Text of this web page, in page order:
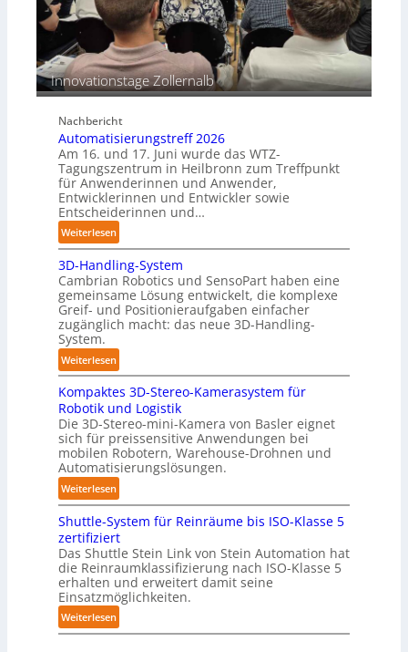
e
p
e
r
o
b
o
t
s
s
t
ä
i
g
e
P
o
l
y
m
e
r
l
a
g
e
r
f
ü
r
T
a
u
h
r
o
b
o
t
e
Innovationstage Zollernalb
Nachbericht
Automatisierungstreff 2026
Am 16. und 17. Juni wurde das WTZ-
Tagungszentrum in Heilbronn zum Treffpunkt
für Anwenderinnen und Anwender,
Entwicklerinnen und Entwickler sowie
Entscheiderinnen und…
Weiterlesen:
A
u
t
o
m
t
i
s
i
e
r
u
n
g
s
t
r
e
f
f
0
3D-Handling-System
Cambrian Robotics und SensoPart haben eine
gemeinsame Lösung entwickelt, die komplexe
Greif- und Positionieraufgaben einfacher
zugänglich macht: das neue 3D-Handling-
System.
Weiterlesen:
3
D
-
H
a
n
d
l
n
g
-
S
y
s
t
Kompaktes 3D-Stereo-Kamerasystem für
Robotik und Logistik
Die 3D-Stereo-mini-Kamera von Basler eignet
sich für preissensitive Anwendungen bei
mobilen Robotern, Warehouse-Drohnen und
Automatisierungslösungen.
Weiterlesen:
K
o
m
p
a
k
t
e
Shuttle-System für Reinräume bis ISO-Klasse 5
zertifiziert
Das Shuttle Stein Link von Stein Automation hat
die Reinraumklassifizierung nach ISO-Klasse 5
erhalten und erweitert damit seine
Einsatzmöglichkeiten.
Weiterlesen:
S